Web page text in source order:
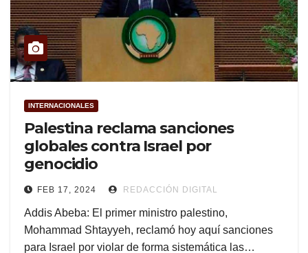
INTERNACIONALES
Palestina reclama sanciones
globales contra Israel por
genocidio
FEB 17, 2024 REDACCIÓN DIGITAL
Addis Abeba: El primer ministro palestino,
Mohammad Shtayyeh, reclamó hoy aquí sanciones
para Israel por violar de forma sistemática las…